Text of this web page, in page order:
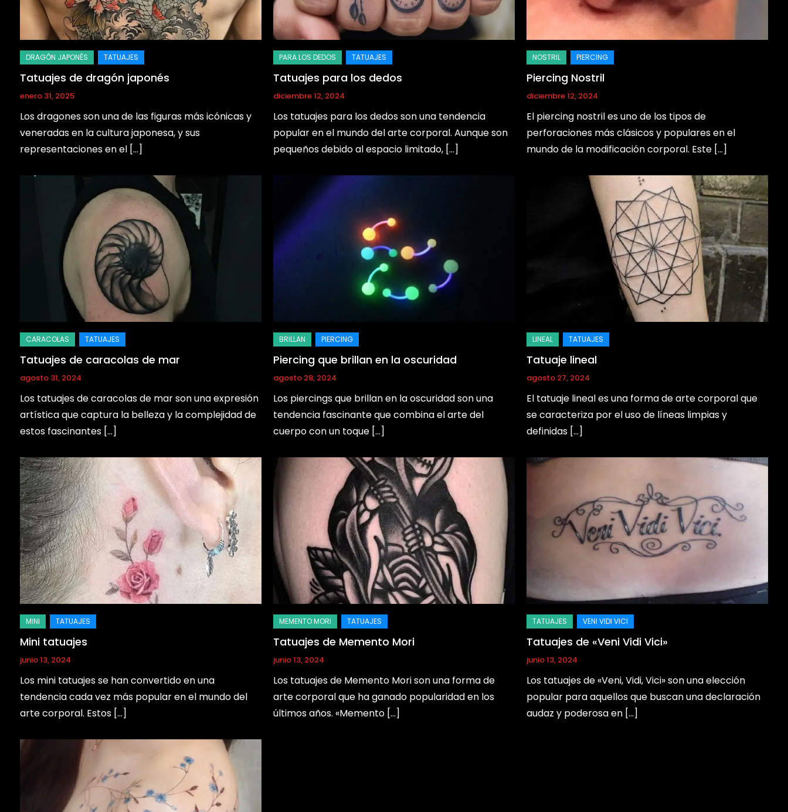
Tatuajes de dragón japonés
enero 31, 2025
Los dragones son una de las figuras más icónicas y
veneradas en la cultura japonesa, y sus
representaciones en el […]
Tatuajes para los dedos
diciembre 12, 2024
Los tatuajes para los dedos son una tendencia
popular en el mundo del arte corporal. Aunque son
pequeños debido al espacio limitado, […]
Piercing Nostril
diciembre 12, 2024
El piercing nostril es uno de los tipos de
perforaciones más clásicos y populares en el
mundo de la modificación corporal. Este […]
Tatuajes de caracolas de mar
agosto 31, 2024
Los tatuajes de caracolas de mar son una expresión
artística que captura la belleza y la complejidad de
estos fascinantes […]
Piercing que brillan en la oscuridad
agosto 28, 2024
Los piercings que brillan en la oscuridad son una
tendencia fascinante que combina el arte del
cuerpo con un toque […]
Tatuaje lineal
agosto 27, 2024
El tatuaje lineal es una forma de arte corporal que
se caracteriza por el uso de líneas limpias y
definidas […]
Mini tatuajes
junio 13, 2024
Los mini tatuajes se han convertido en una
tendencia cada vez más popular en el mundo del
arte corporal. Estos […]
Tatuajes de Memento Mori
junio 13, 2024
Los tatuajes de Memento Mori son una forma de
arte corporal que ha ganado popularidad en los
últimos años. «Memento […]
Tatuajes de «Veni Vidi Vici»
junio 13, 2024
Los tatuajes de «Veni, Vidi, Vici» son una elección
popular para aquellos que buscan una declaración
audaz y poderosa en […]